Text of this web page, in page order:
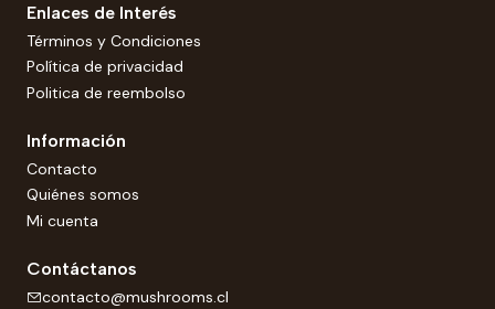
Enlaces de Interés
Términos y Condiciones
Política de privacidad
Politica de reembolso
Información
Contacto
Quiénes somos
Mi cuenta
Contáctanos
contacto@mushrooms.cl